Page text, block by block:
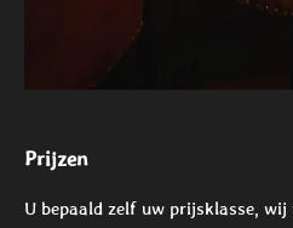
Prijzen
U bepaald zelf uw prijsklasse, wij